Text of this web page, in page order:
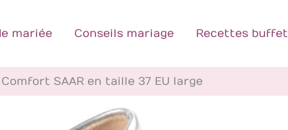
mariée Conseils mariage Recettes
SAAR en taille 37 EU large
e
e